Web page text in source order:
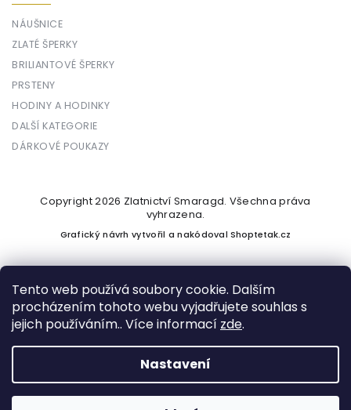
Tento web používá soubory cookie. Dalším
procházením tohoto webu vyjadřujete souhlas s
jejich používáním.. Více informací zde.
Nastavení
NÁUŠNICE
ZLATÉ ŠPERKY
BRILIANTOVÉ ŠPERKY
PRSTENY
HODINY A HODINKY
DALŠÍ KATEGORIE
DÁRKOVÉ POUKAZY
Vytvořil Shoptet
Copyright 2026 Zlatnictví Smaragd. Všechna práva
vyhrazena.
Grafický návrh vytvořil a nakódovalShoptetak.cz
Podle zákona o evidenci tržeb je prodávající povinen vystavit
kupujícímu účtenku. Zároveň je povinen zaevidovat přijatou
tržbu u správce daně online; v případě technického výpadku